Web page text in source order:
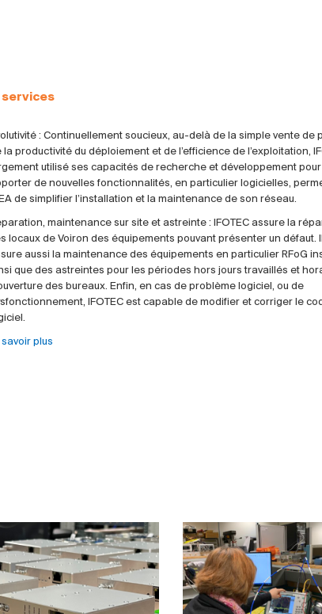
services
: Continuellement soucieux, au-delà de la simple vente de
la productivité du déploiement et de l’efficience de l’exploitation,
utilisé ses capacités de recherche et développement pour
de nouvelles fonctionnalités, en particulier logicielles,
de simplifier l’installation et la maintenance de son réseau.
maintenance sur site et astreinte : IFOTEC assure la
locaux de Voiron des équipements pouvant présenter un défaut.
aussi la maintenance des équipements en particulier RFoG
que des astreintes pour les périodes hors jours travaillés et
des bureaux. Enfin, en cas de problème logiciel, ou de
IFOTEC est capable de modifier et corriger le
savoir plus